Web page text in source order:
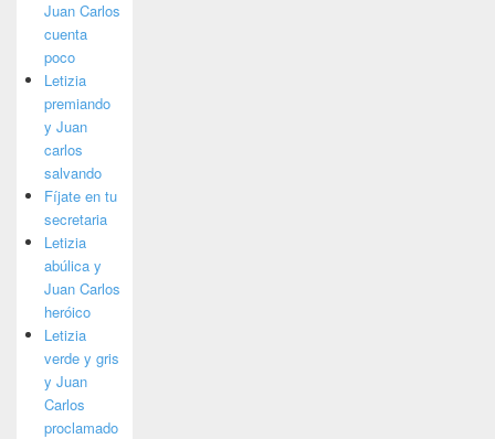
Juan Carlos
cuenta
poco
Letizia
premiando
y Juan
carlos
salvando
Fíjate en tu
secretaria
Letizia
abúlica y
Juan Carlos
heróico
Letizia
verde y gris
y Juan
Carlos
proclamado